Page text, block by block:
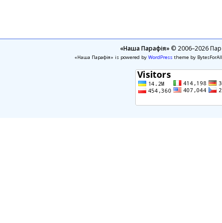
«Наша Парафія»© 2006–2026
«Наша Парафія» is powered by WordPresstheme by